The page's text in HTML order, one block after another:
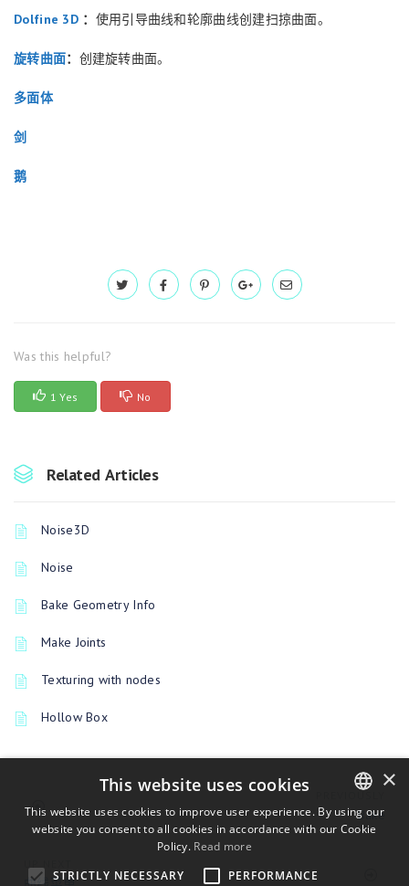
Dolfine 3D ： 使用引导曲线和轮廓曲线创建扫掠曲面。
旋转曲面： 创建旋转曲面。
多面体
剑
鹅
Was this helpful?
1 Yes No
Related Articles
Noise3D
Noise
Bake Geometry Info
Make Joints
Texturing with nodes
Hollow Box
Bake
ENGLISH
×
This website uses cookies
This website uses cookies to improve user experience. By using our
website you consent to all cookies in accordance with our Cookie
Policy. Read more
STRICTLY NECESSARY
PERFORMANCE